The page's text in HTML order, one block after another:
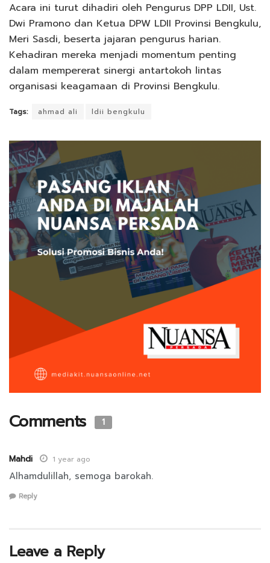
Acara ini turut dihadiri oleh Pengurus DPP LDII, Ust.
Dwi Pramono dan Ketua DPW LDII Provinsi Bengkulu,
Meri Sasdi, beserta jajaran pengurus harian.
Kehadiran mereka menjadi momentum penting
dalam mempererat sinergi antartokoh lintas
organisasi keagamaan di Provinsi Bengkulu.
Tags: ahmad ali ldii bengkulu
Comments 1
Mahdi 1 year ago
Alhamdulillah, semoga barokah.
Reply
Leave a Reply